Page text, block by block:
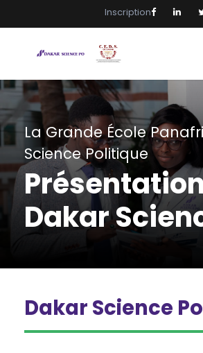
Inscription
La Grande École
Science Politique
Dakar
Dakar Science Po